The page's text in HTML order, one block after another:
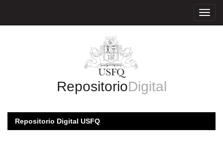
RepositorioDigital
Repositorio Digital USFQ